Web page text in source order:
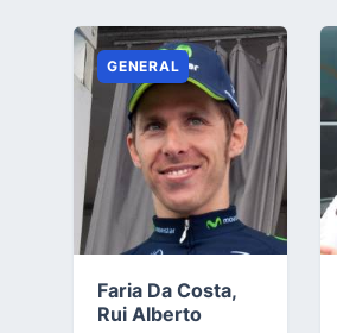
GENERAL
Faria Da Costa,
Rui Alberto